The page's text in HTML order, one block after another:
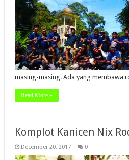
masing-masing. Ada yang membawa
Read More »
Komplot Kanicen Nix
December 20, 2017 0